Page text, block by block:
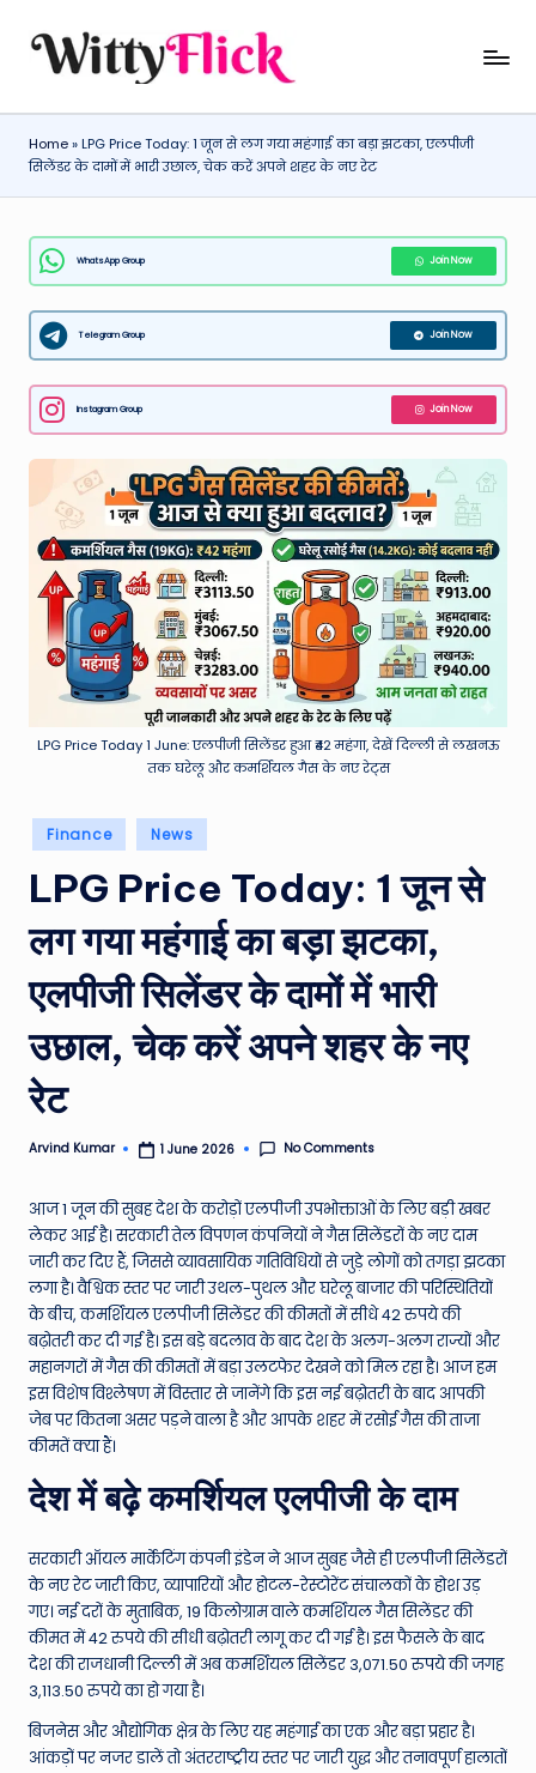
W
it
ty
Fl
ic
k:
L
a
t
e
st
W
e
a
,
e
c
h
&
M
o
vi
e
N
w
s
A
ro
u
n
d
T
e
W
o
rl
d
WittyFlick:
Tech
News
Around
World
Home»LPG Price Today: 1 जून से लग गया महंगाई का बड़ा झटका, एलपीजी
सिलेंडर के दामों में भारी उछाल, चेक करें अपने शहर के नए रेट
WhatsApp Group Join Now
Telegram Group Join Now
Instagram Group Join Now
LPG Price Today 1 June: एलपीजी सिलेंडर हुआ ₹42 महंगा, देखें दिल्ली से लखनऊ
तक घरेलू और कमर्शियल गैस के नए रेट्स
Posted
in
Finance News
LPG Price Today: 1 जून से
लग गया महंगाई का बड़ा झटका,
एलपीजी सिलेंडर के दामों में भारी
उछाल, चेक करें अपने शहर के नए
रेट
Posted
Arvind Kumar 1 June 2026 No Comments
आज 1 जून की सुबह देश के करोड़ों एलपीजी उपभोक्ताओं के लिए बड़ी खबर
लेकर आई है। सरकारी तेल विपणन कंपनियों ने गैस सिलेंडरों के नए दाम
जारी कर दिए हैं, जिससे व्यावसायिक गतिविधियों से जुड़े लोगों को तगड़ा झटका
लगा है। वैश्विक स्तर पर जारी उथल-पुथल और घरेलू बाजार की परिस्थितियों
के बीच, कमर्शियल एलपीजी सिलेंडर की कीमतों में सीधे 42 रुपये की
बढ़ोतरी कर दी गई है। इस बड़े बदलाव के बाद देश के अलग-अलग राज्यों और
महानगरों में गैस की कीमतों में बड़ा उलटफेर देखने को मिल रहा है। आज हम
इस विशेष विश्लेषण में विस्तार से जानेंगे कि इस नई बढ़ोतरी के बाद आपकी
जेब पर कितना असर पड़ने वाला है और आपके शहर में रसोई गैस की ताजा
कीमतें क्या हैं।
देश में बढ़े कमर्शियल एलपीजी के दाम
सरकारी ऑयल मार्केटिंग कंपनी इंडेन ने आज सुबह जैसे ही एलपीजी सिलेंडरों
के नए रेट जारी किए, व्यापारियों और होटल-रेस्टोरेंट संचालकों के होश उड़
गए। नई दरों के मुताबिक, 19 किलोग्राम वाले कमर्शियल गैस सिलेंडर की
कीमत में 42 रुपये की सीधी बढ़ोतरी लागू कर दी गई है। इस फैसले के बाद
देश की राजधानी दिल्ली में अब कमर्शियल सिलेंडर 3,071.50 रुपये की जगह
3,113.50 रुपये का हो गया है।
बिजनेस और औद्योगिक क्षेत्र के लिए यह महंगाई का एक और बड़ा प्रहार है।
आंकड़ों पर नजर डालें तो अंतरराष्ट्रीय स्तर पर जारी युद्ध और तनावपूर्ण हालातों